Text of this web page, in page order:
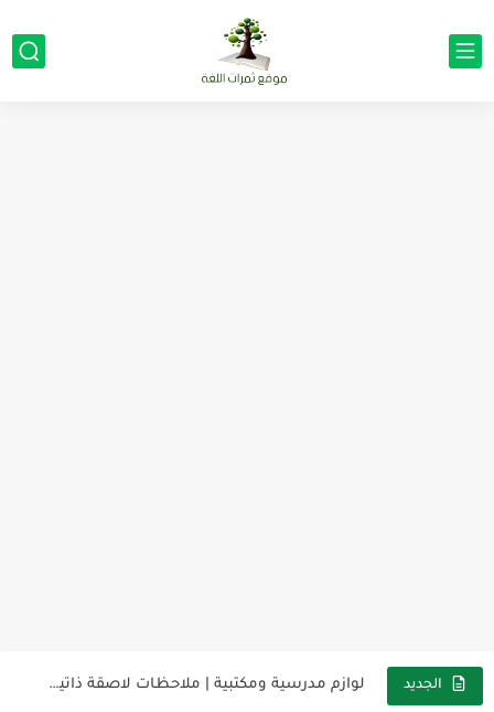
الجديد لوازم مدرسية ومكتبية | ملاحظات لاصقة ذاتية على شكل قلب...